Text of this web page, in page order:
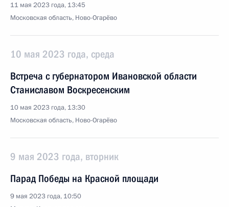
11 мая 2023 года, 13:45
Московская область, Ново-Огарёво
10 мая 2023 года, среда
Встреча с губернатором Ивановской области
Станиславом Воскресенским
10 мая 2023 года, 13:30
Московская область, Ново-Огарёво
9 мая 2023 года, вторник
Парад Победы на Красной площади
9 мая 2023 года, 10:50